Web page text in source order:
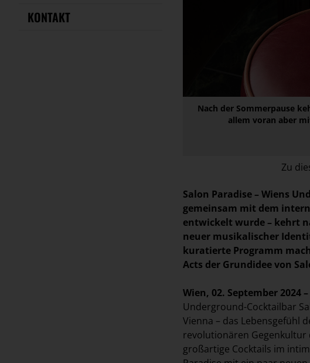
KONTAKT
Nach der Sommerpause
allem voran aber
Zu
Salon Paradise – Wiens
gemeinsam mit dem
entwickelt wurde – kehrt
neuer musikalischer
kuratierte Programm
Acts der Grundidee von
Wien, 02. September 2024 –
Underground-Cocktailbar
Vienna – das Lebensgefühl
revolutionären Gegenkultur
großartige Cocktails im